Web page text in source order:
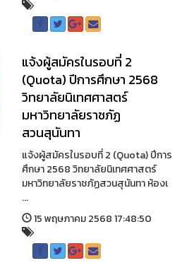
แจ้งผู้สมัครในรอบที่ 2
(Quota) ปีการศึกษา 2568
วิทยาลัยนิเทศศาสตร์
มหาวิทยาลัยราชภัฏ
สวนสุนันทา
แจ้งผู้สมัครในรอบที่ 2 (Quota) ปีการ
ศึกษา 2568 วิทยาลัยนิเทศศาสตร์
มหาวิทยาลัยราชภัฏสวนสุนันทา ห้องเ
...
15 พฤษภาคม 2568 17:48:50